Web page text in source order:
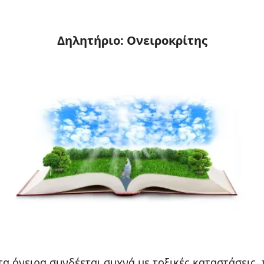
Δηλητήριο: Ονειροκρίτης